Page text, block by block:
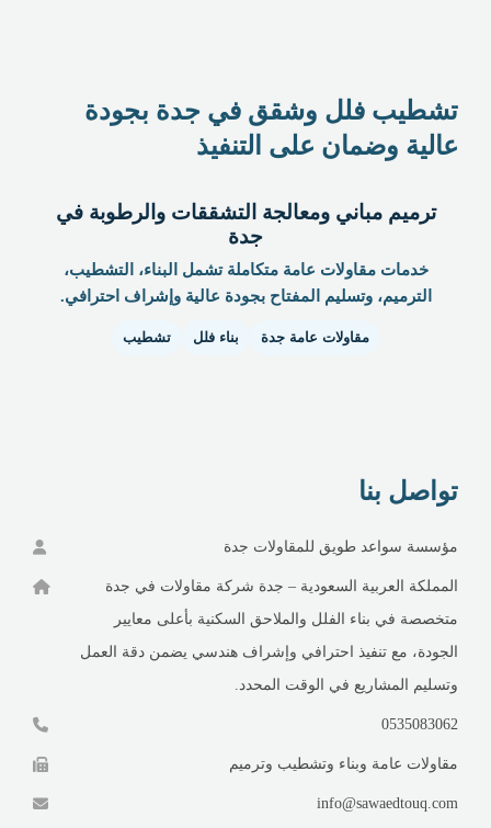
تشطيب فلل وشقق في جدة بجودة
عالية وضمان على التنفيذ
ترميم مباني ومعالجة التشققات والرطوبة في
جدة
خدمات مقاولات عامة متكاملة تشمل البناء، التشطيب،
الترميم، وتسليم المفتاح بجودة عالية وإشراف احترافي.
مقاولات عامة جدة بناء فلل تشطيب
تواصل بنا
مؤسسة سواعد طويق للمقاولات جدة
المملكة العربية السعودية – جدة شركة مقاولات في جدة
متخصصة في بناء الفلل والملاحق السكنية بأعلى معايير
الجودة، مع تنفيذ احترافي وإشراف هندسي يضمن دقة العمل
وتسليم المشاريع في الوقت المحدد.
0535083062
مقاولات عامة وبناء وتشطيب وترميم
info@sawaedtouq.com